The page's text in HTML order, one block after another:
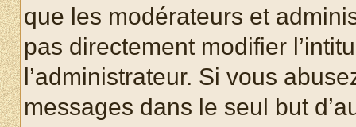
que les modérateurs et
pas directement modifier
l’administrateur. Si vous
messages dans le seul but